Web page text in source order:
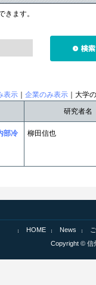
きます。
表示 企業のみ表示 ｜大学
研究者名
部冷
柳田信也
HOME News
Copyright © 信